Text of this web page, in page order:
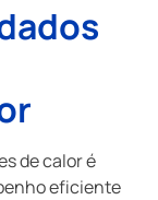
de calor é
eficiente